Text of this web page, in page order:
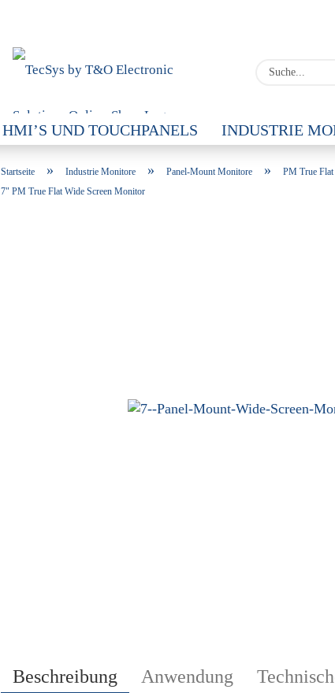
HMI’S UND TOUCHPANELS
INDUSTRIE
Startseite » Industrie Monitore » Panel-Mount Monitore » PM True
7" PM True Flat Wide Screen Monitor
Beschreibung Anwendung